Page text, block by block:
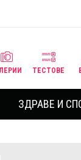
ТЕСТОВЕ
ЗДРАВЕ И